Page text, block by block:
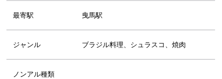
最寄駅 曳馬駅
ジャンル ブラジル料理、シュラスコ、焼肉
ノンアル種類